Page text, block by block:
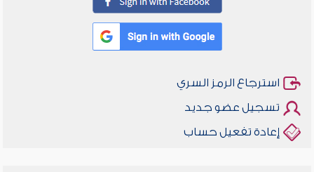
استرجاع الرمز السري
تسجيل عضو جديد
إعادة تفعيل حساب